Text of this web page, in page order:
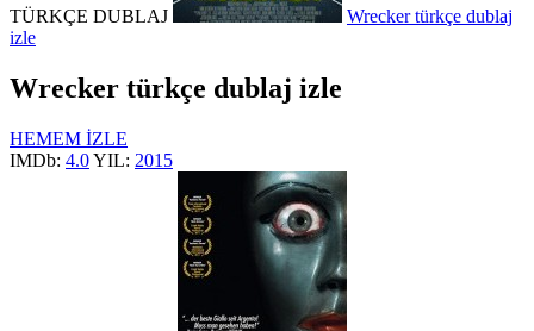
TÜRKÇE DUBLAJ
Wrecker türkçe dublaj
izle
Wrecker türkçe dublaj izle
HEMEM İZLE
IMDb: 4.0YIL: 2015